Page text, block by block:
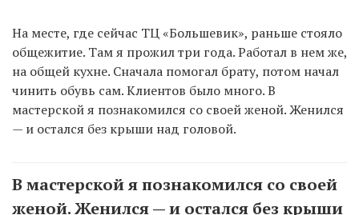
На месте, где сейчас ТЦ «Большевик», раньше стояло
общежитие. Там я прожил три года. Работал в нем же,
на общей кухне. Сначала помогал брату, потом начал
чинить обувь сам. Клиентов было много. В
мастерской я познакомился со своей женой. Женился
— и остался без крыши над головой.
В мастерской я познакомился со своей
женой. Женился — и остался без крыши